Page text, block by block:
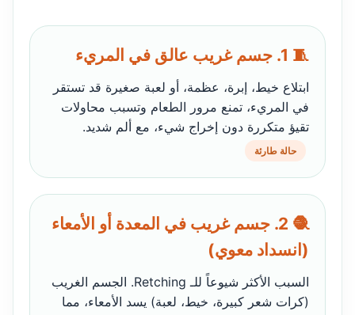
🧵 1. جسم غريب عالق في المريء
ابتلاع خيط، إبرة، عظمة، أو لعبة صغيرة قد تستقر
في المريء، تمنع مرور الطعام وتسبب محاولات
تقيؤ متكررة دون إخراج شيء، مع ألم شديد.
حالة طارئة
🧶 2. جسم غريب في المعدة أو الأمعاء
(انسداد معوي)
السبب الأكثر شيوعاً للـ Retching. الجسم الغريب
(كرات شعر كبيرة، خيط، لعبة) يسد الأمعاء، مما